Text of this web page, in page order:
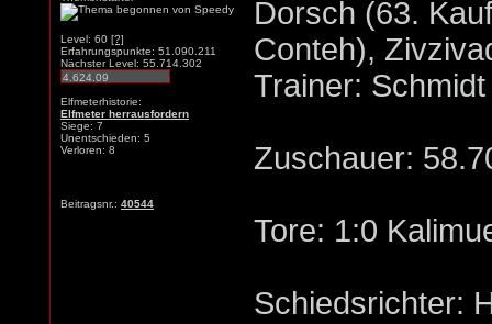
Level: 60 [?]
Erfahrungspunkte: 51.090.211
Nächster Level: 55.714.302
Elfmeterhistorie:
Elfmeter herrausfordern
Siege: 7
Unentschieden: 5
Verloren: 8
Beitragsnr.: 40544
Dorsch (63.
Conteh),
Trainer: Schmidt
Zuschauer:
Tore: 1:0
Schiedsrichter: